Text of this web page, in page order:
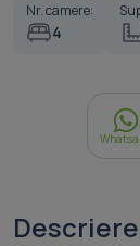
Nr. camere:
4